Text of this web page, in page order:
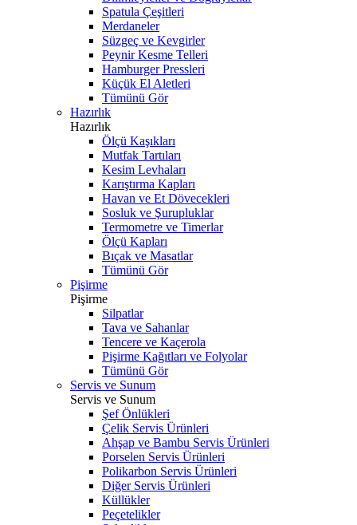
Spatula Çeşitleri
Merdaneler
Süzgeç ve Kevgirler
Peynir Kesme Telleri
Hamburger Pressleri
Küçük El Aletleri
Tümünü Gör
Hazırlık
Hazırlık
Ölçü Kaşıkları
Mutfak Tartıları
Kesim Levhaları
Karıştırma Kapları
Havan ve Et Dövecekleri
Sosluk ve Şurupluklar
Termometre ve Timerlar
Ölçü Kapları
Bıçak ve Masatlar
Tümünü Gör
Pişirme
Pişirme
Silpatlar
Tava ve Sahanlar
Tencere ve Kaçerola
Pişirme Kağıtları ve Folyolar
Tümünü Gör
Servis ve Sunum
Servis ve Sunum
Şef Önlükleri
Çelik Servis Ürünleri
Ahşap ve Bambu Servis Ürünleri
Porselen Servis Ürünleri
Polikarbon Servis Ürünleri
Diğer Servis Ürünleri
Küllükler
Peçetelikler